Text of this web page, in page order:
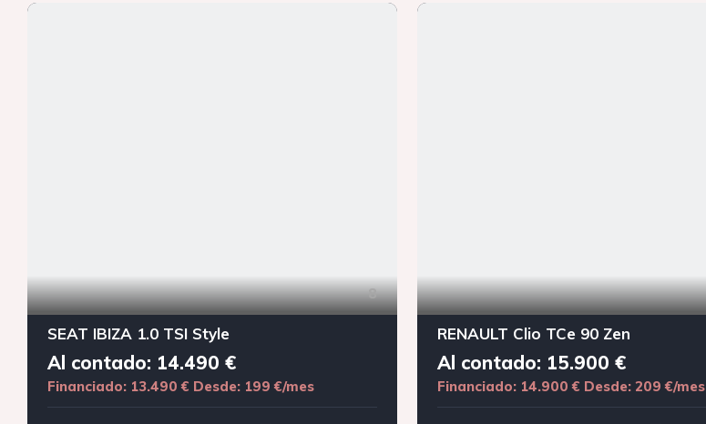
8
SEAT IBIZA 1.0 TSI Style
Al contado: 14.490 €
Financiado: 13.490 € Desde: 199 €/mes
RENAULT Clio TCe 90 Zen
Al contado: 15.900 €
Financiado: 14.900 € Desde: 209 €/mes